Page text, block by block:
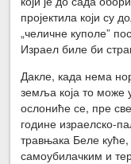
пројектила који су
„челичне куполе”
Израел биле би
Дакле, када нема
земља која то може
ослониће се, пре
године израелско-
травњака Беле куће,
самоубилачким и